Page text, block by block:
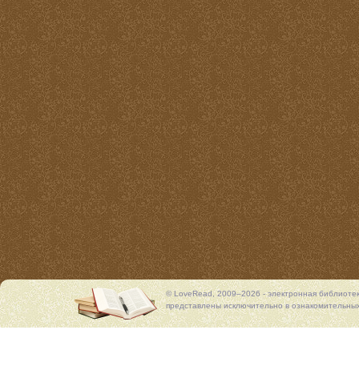
© LoveRead, 2009–2026 - электронная
представлены исключительно в